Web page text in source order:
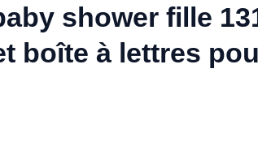
shower fille
boîte à lettres